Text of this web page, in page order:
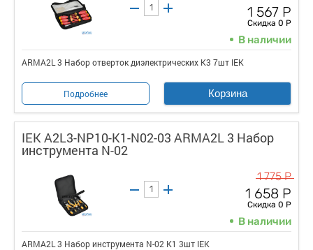
1 567 Р
Скидка 0 Р
В наличии
ARMA2L 3 Набор отверток диэлектрических K3 7шт IEK
Подробнее Корзина
IEK A2L3-NP10-K1-N02-03 ARMA2L 3 Набор
инструмента N-02
1 775 Р
1 658 Р
Скидка 0 Р
В наличии
ARMA2L 3 Набор инструмента N-02 K1 3шт IEK